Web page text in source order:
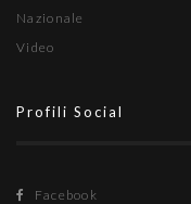
Nazionale
Video
Profili Social
Facebook